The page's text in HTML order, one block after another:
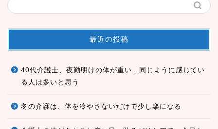
最近の投稿
40代介護士、夜勤明けの体が重い…同じように感じてい
る人は多いと思う
冬の介護は、体を冷やさないだけで少し楽になる